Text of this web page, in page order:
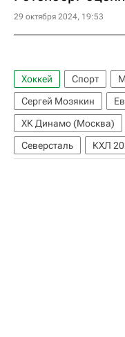
29 октября 2024, 19:53
Хоккей Спорт
Сергей Мозякин
ХК Динамо (Москва)
Северсталь
КХЛ